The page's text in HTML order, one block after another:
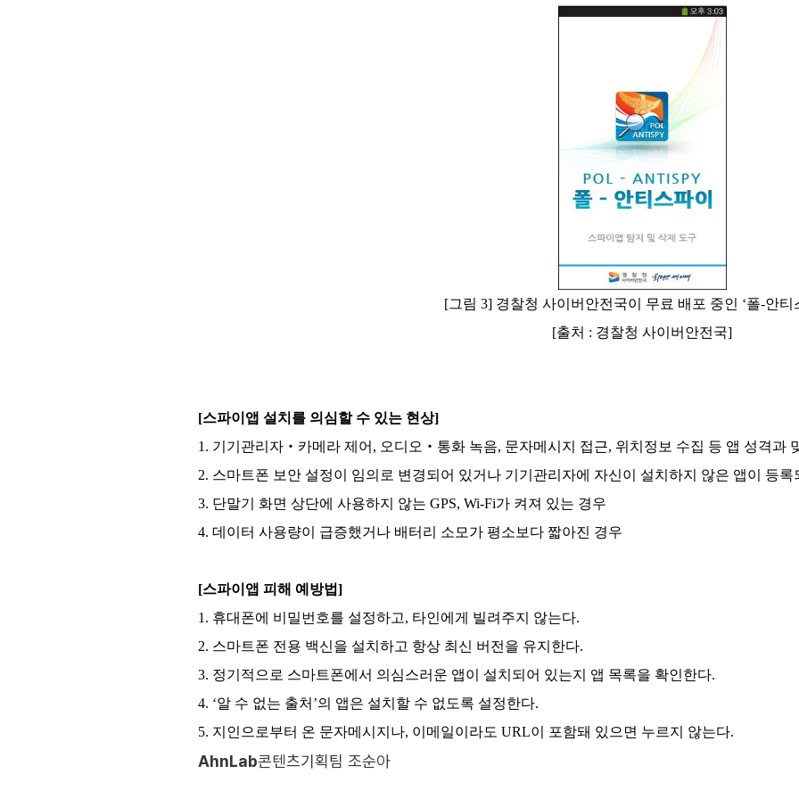
[그림 3] 경찰청 사이버안전국이 무료 배포 중인 ‘폴-안티
[출처 : 경찰청 사이버안전국]
[스파이앱 설치를 의심할 수 있는 현상]
1. 기기관리자‧카메라 제어, 오디오‧통화 녹음, 문자메시지 접근, 위치정보 수집 등 앱 성격과
2. 스마트폰 보안 설정이 임의로 변경되어 있거나 기기관리자에 자신이 설치하지 않은 앱이 등록
3. 단말기 화면 상단에 사용하지 않는 GPS, Wi-Fi가 켜져 있는 경우
4. 데이터 사용량이 급증했거나 배터리 소모가 평소보다 짧아진 경우
[스파이앱 피해 예방법]
1. 휴대폰에 비밀번호를 설정하고, 타인에게 빌려주지 않는다.
2. 스마트폰 전용 백신을 설치하고 항상 최신 버전을 유지한다.
3. 정기적으로 스마트폰에서 의심스러운 앱이 설치되어 있는지 앱 목록을 확인한다.
4. ‘알 수 없는 출처’의 앱은 설치할 수 없도록 설정한다.
5. 지인으로부터 온 문자메시지나, 이메일이라도 URL이 포함돼 있으면 누르지 않는다.
AhnLab콘텐츠기획팀 조순아